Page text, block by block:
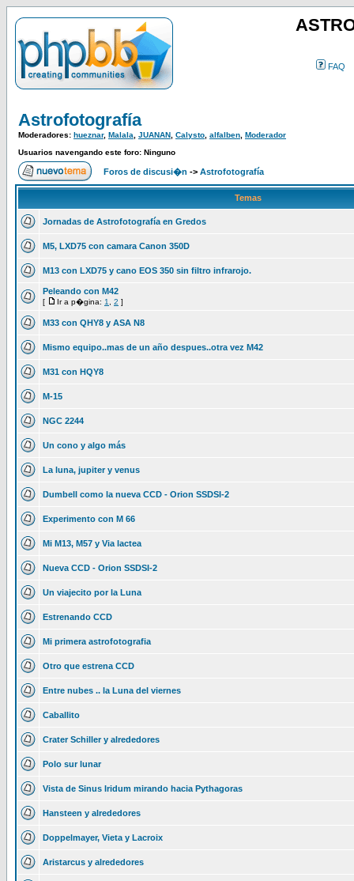
FAQ
Astrofotografía
Moderadores: hueznar, Malala JUANAN Calysto alfalben Moderador
Usuarios navengando este foro: Ninguno
Foros de discusi�n -> Astrofotografía
Temas
Jornadas de Astrofotografía en Gredos
M5, LXD75 con camara Canon 350D
M13 con LXD75 y cano EOS 350 sin filtro infrarojo.
Peleando con M42
[ Ir a p�gina: 1 2 ]
M33 con QHY8 y ASA N8
Mismo equipo..mas de un año despues..otra vez M42
M31 con HQY8
M-15
NGC 2244
Un cono y algo más
La luna, jupiter y venus
Dumbell como la nueva CCD - Orion SSDSI-2
Experimento con M 66
Mi M13, M57 y Via lactea
Nueva CCD - Orion SSDSI-2
Un viajecito por la Luna
Estrenando CCD
Mi primera astrofotografia
Otro que estrena CCD
Entre nubes .. la Luna del viernes
Caballito
Crater Schiller y alrededores
Polo sur lunar
Vista de Sinus Iridum mirando hacia Pythagoras
Hansteen y alrededores
Doppelmayer, Vieta y Lacroix
Aristarcus y alrededores